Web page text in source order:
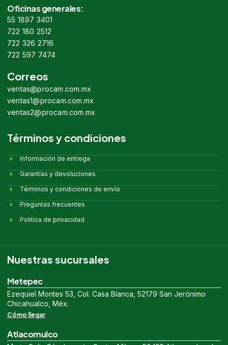
Oficinas generales:
55 1897 3401
722 180 2512
722 326 2716
722 597 7474
Correos
ventas@procam.com.mx
ventas1@procam.com.mx
ventas2@procam.com.mx
Términos y condiciones
Información de entrega
Garantías y devoluciones
Términos y condiciones de envío
Preguntas frecuentes
Politica de privacidad
Nuestras sucursales
Metepec
Ezequiel Montes 53, Col. Casa Blanca, 52179 San Jerónimo
Chicahualco, Méx.
Cómo llegar
Atlacomulco